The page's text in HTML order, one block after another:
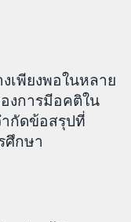
เพียงพอในหลาย
งการมีอคติใน
กัดข้อสรุปที่
ศึกษา